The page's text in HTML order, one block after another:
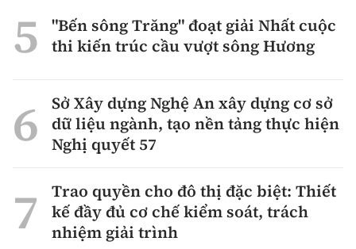
"Bến sông Trăng" đoạt giải Nhất cuộc
thi kiến trúc cầu vượt sông Hương
Sở Xây dựng Nghệ An xây dựng cơ sở
dữ liệu ngành, tạo nền tảng thực hiện
Nghị quyết 57
Trao quyền cho đô thị đặc biệt: Thiết
kế đầy đủ cơ chế kiểm soát, trách
nhiệm giải trình